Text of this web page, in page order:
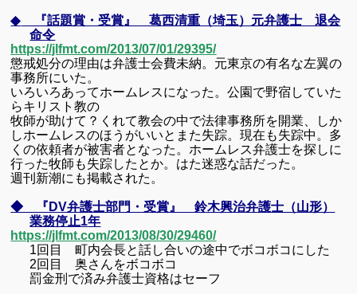
◆
『話題賞・受賞』 葛西清重（埼玉）元弁護士 退会
命令
https://jlfmt.com/2013/07/01/29395/
懲戒処分の理由は弁護士会費未納。元東京の有名な左翼の
事務所にいた。
いろいろあってホームレスになった。公園で野宿していた
らキリスト教の
牧師が助けて？くれて教会の中で法律事務所を開業、しか
しホームレスのほうがいいとまた失踪。現在も失踪中。多
くの依頼者が被害者となった。ホームレス弁護士を探しに
行った牧師も失踪したとか。はた迷惑な話だった。
週刊新潮にも掲載された。
◆ 『DV弁護士部門・受賞』 鈴木興治弁護士（山形）
業務停止1年
https://jlfmt.com/2013/08/30/29460/
1回目 町内会長と話し合いの途中でボコボコにした
2回目 奥さんをボコボコ
罰金刑で済み弁護士資格はセーフ